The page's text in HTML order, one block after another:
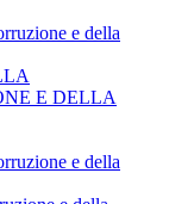
e della
E DELLA
e della